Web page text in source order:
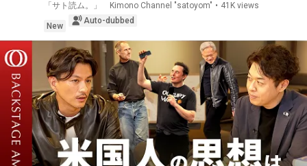
「サト読ム。」 Kimono Channel "satoyom" • 41K views
New
Auto-dubbed